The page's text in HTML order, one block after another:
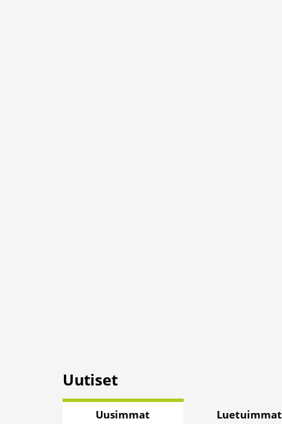
Uutiset
Uusimmat Luetuimmat